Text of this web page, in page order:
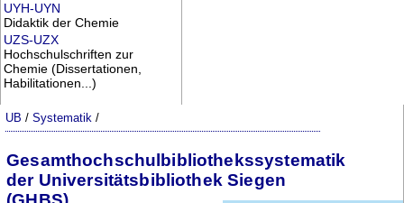
UYH-UYN
Didaktik der Chemie
UZS-UZX
Hochschulschriften zur
Chemie (Dissertationen,
Habilitationen...)
UB /Systematik /
Gesamthochschulbibliothekssystematik
der Universitätsbibliothek Siegen